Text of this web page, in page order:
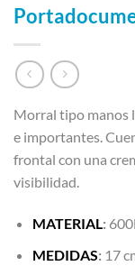
Morral tipo manos
e importantes.
frontal con una
visibilidad.
MATERIAL:
MEDIDAS: 17